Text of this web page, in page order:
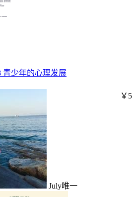
青少年的心理发展
July唯一
￥5